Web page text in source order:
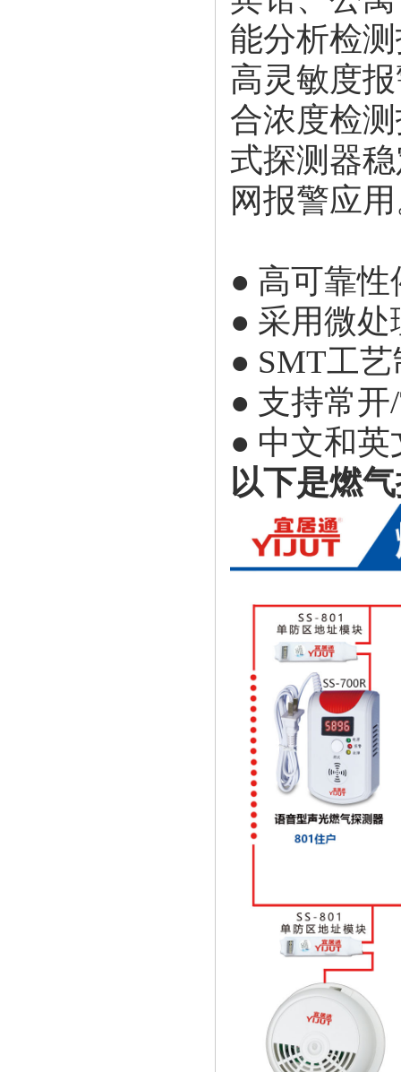
能分析检
高灵敏度
合浓度检
式探测器
网报警应
● 高可靠
● 采用微
● SMT工
● 支持常
● 中文和英
以下是燃